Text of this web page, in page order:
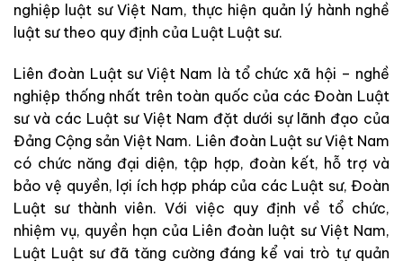
nghiệp luật sư Việt Nam, thực hiện quản lý hành nghề
luật sư theo quy định của Luật Luật sư.
Liên đoàn Luật sư Việt Nam là tổ chức xã hội – nghề
nghiệp thống nhất trên toàn quốc của các Đoàn Luật
sư và các Luật sư Việt Nam đặt dưới sự lãnh đạo của
Đảng Cộng sản Việt Nam. Liên đoàn Luật sư Việt Nam
có chức năng đại diện, tập hợp, đoàn kết, hỗ trợ và
bảo vệ quyền, lợi ích hợp pháp của các Luật sư, Đoàn
Luật sư thành viên. Với việc quy định về tổ chức,
nhiệm vụ, quyền hạn của Liên đoàn luật sư Việt Nam,
Luật Luật sư đã tăng cường đáng kể vai trò tự quản